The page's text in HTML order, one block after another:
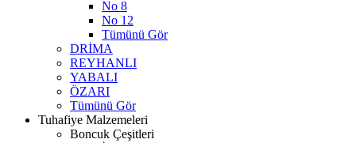
No 8
No 12
Tümünü Gör
DRİMA
REYHANLI
YABALI
ÖZARI
Tümünü Gör
Tuhafiye Malzemeleri
Boncuk Çeşitleri